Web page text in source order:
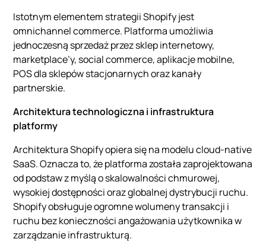
Istotnym elementem strategii Shopify jest
omnichannel commerce. Platforma umożliwia
jednoczesną sprzedaż przez sklep internetowy,
marketplace’y, social commerce, aplikacje mobilne,
POS dla sklepów stacjonarnych oraz kanały
partnerskie.
Architektura technologiczna i infrastruktura
platformy
Architektura Shopify opiera się na modelu cloud-native
SaaS. Oznacza to, że platforma została zaprojektowana
od podstaw z myślą o skalowalności chmurowej,
wysokiej dostępności oraz globalnej dystrybucji ruchu.
Shopify obsługuje ogromne wolumeny transakcji i
ruchu bez konieczności angażowania użytkownika w
zarządzanie infrastrukturą.